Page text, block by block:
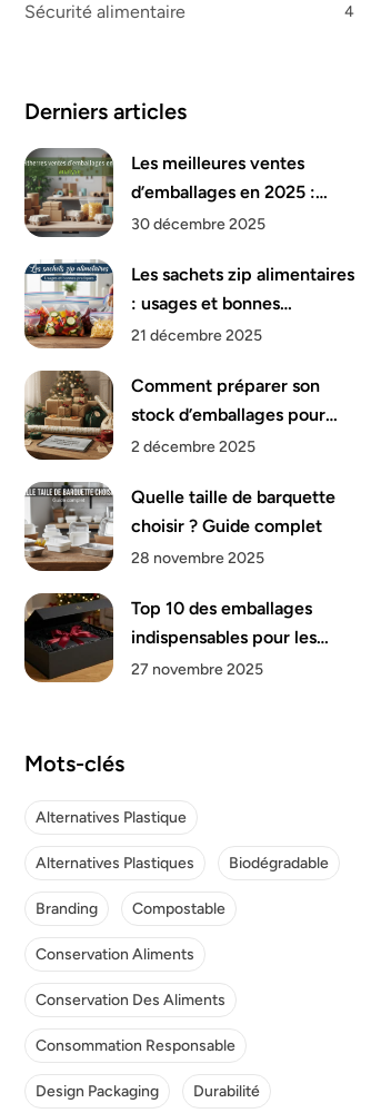
Sécurité alimentaire 4
Derniers articles
Les meilleures ventes
d’emballages en 2025 :
analyse
30 décembre 2025
Les sachets zip alimentaires
: usages et bonnes
pratiques
21 décembre 2025
Comment préparer son
stock d’emballages pour
Noël ?
2 décembre 2025
Quelle taille de barquette
choisir ? Guide complet
28 novembre 2025
Top 10 des emballages
indispensables pour les
fêtes de fin d’année
27 novembre 2025
Mots-clés
Alternatives Plastique
Alternatives Plastiques Biodégradable
Branding Compostable
Conservation Aliments
Conservation Des Aliments
Consommation Responsable
Design Packaging Durabilité